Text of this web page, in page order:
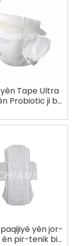
Tape Ultra
Probiotic ji bo
Friendly
yên jor-
ên pir-tenik bi